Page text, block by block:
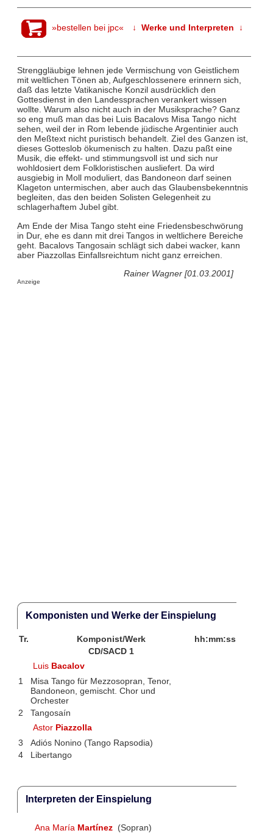
»bestellen bei jpc« ↓ Werke und Interpreten ↓
Strenggläubige lehnen jede Vermischung von Geistlichem
mit weltlichen Tönen ab, Aufgeschlossenere erinnern sich,
daß das letzte Vatikanische Konzil ausdrücklich den
Gottesdienst in den Landessprachen verankert wissen
wollte. Warum also nicht auch in der Musiksprache? Ganz
so eng muß man das bei Luis Bacalovs Misa Tango nicht
sehen, weil der in Rom lebende jüdische Argentinier auch
den Meßtext nicht puristisch behandelt. Ziel des Ganzen ist,
dieses Gotteslob ökumenisch zu halten. Dazu paßt eine
Musik, die effekt- und stimmungsvoll ist und sich nur
wohldosiert dem Folkloristischen ausliefert. Da wird
ausgiebig in Moll moduliert, das Bandoneon darf seinen
Klageton untermischen, aber auch das Glaubensbekenntnis
begleiten, das den beiden Solisten Gelegenheit zu
schlagerhaftem Jubel gibt.
Am Ende der Misa Tango steht eine Friedensbeschwörung
in Dur, ehe es dann mit drei Tangos in weltlichere Bereiche
geht. Bacalovs Tangosain schlägt sich dabei wacker, kann
aber Piazzollas Einfallsreichtum nicht ganz erreichen.
Rainer Wagner [01.03.2001]
Anzeige
Komponisten und Werke der Einspielung
Tr. Komponist/Werk
hh:mm:ss
CD/SACD 1
Luis Bacalov
1
Misa Tango für Mezzosopran, Tenor,
Bandoneon, gemischt. Chor und
Orchester
2
Tangosaín
Astor Piazzolla
3
Adiós Nonino (Tango Rapsodia)
4
Libertango
Interpreten der Einspielung
Ana María Martínez (Sopran)